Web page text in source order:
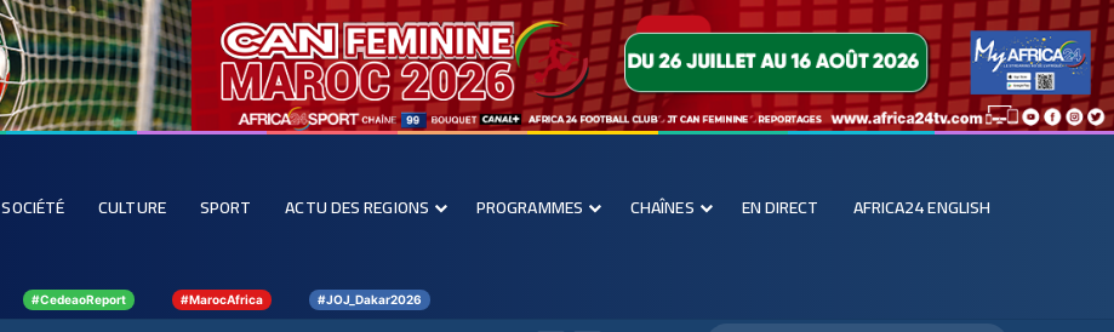
SOCIÉTÉ CULTURE SPORT ACTU DES REGIONS PROGRAMMES CHAÎNES EN DIRECT AFRICA24 ENGLISH
#CedeaoReport #MarocAfrica #JOJ_Dakar2026